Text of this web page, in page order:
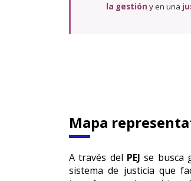
la gestión y en una
Mapa
A través del PEJ se busca
sistema de justicia que